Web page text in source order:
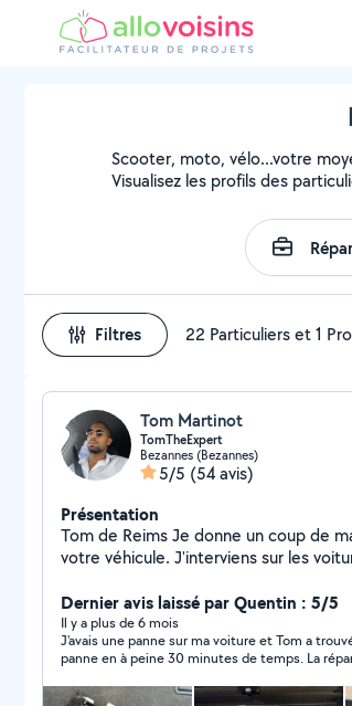
Scooter, moto, vélo...votre
Visualisez les profils des
Filtres 22 Particuliers et 1
Tom Martinot
TomTheExpert
Bezannes (Bezannes)
5/5 (54 avis)
Présentation
Tom de Reims Je donne un coup de main surtout pour
votre véhicule. J'interviens sur les voitures, motos,
Dernier avis laissé par Quentin : 5/5
Il y a plus de 6 mois
J'avais une panne sur ma voiture et Tom a
panne en à peine 30 minutes de temps. La
personne réactive, respectueuse, soigneuse et